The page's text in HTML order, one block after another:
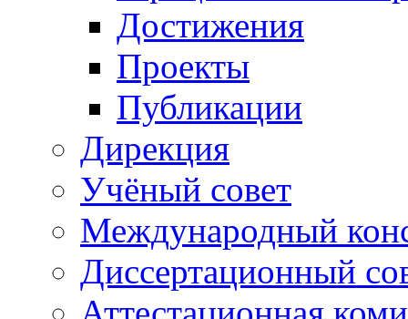
Достижения
Проекты
Публикации
Дирекция
Учёный совет
Международный
Диссертационный